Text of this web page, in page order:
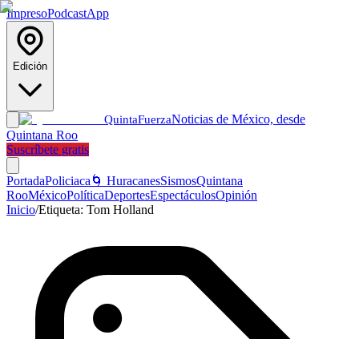
ImpresoPodcastApp
Edición
QuintaFuerzaNoticias de México, desde
Quintana Roo
Suscríbete gratis
PortadaPoliciaca 🌀 HuracanesSismosQuintana
RooMéxicoPolíticaDeportesEspectáculosOpinión
Inicio/Etiqueta: Tom Holland